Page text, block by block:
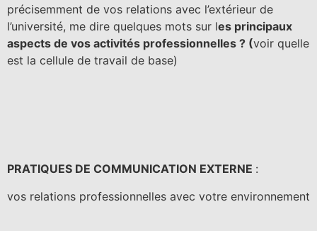
précisemment de vos relations avec l’extérieur de
l’université, me dire quelques mots sur les principaux
aspects de vos activités professionnelles ? (voir quelle
est la cellule de travail de base)
PRATIQUES DE COMMUNICATION EXTERNE :
vos relations professionnelles avec votre environnement